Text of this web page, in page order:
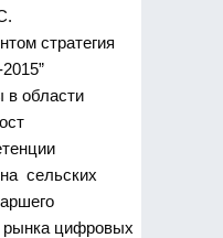
стратегия
в области
сельских
рынка цифровых